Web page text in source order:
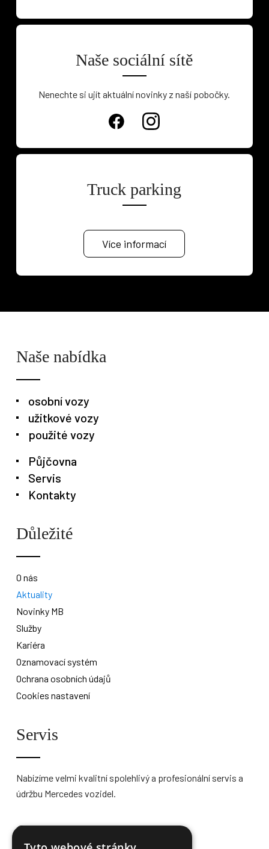
Naše sociální sítě
Nenechte si ujít aktuální novinky z naší pobočky.
Truck parking
Více informací
Naše nabídka
osobní vozy
užitkové vozy
použité vozy
Půjčovna
Servis
Kontakty
Důležité
O nás
Aktuality
Novinky MB
Služby
Kariéra
Oznamovací systém
Ochrana osobních údajů
Cookies nastavení
Servis
Nabízíme velmi kvalitní spolehlivý a profesionální servis a
údržbu Mercedes vozidel.
Osobní vozy